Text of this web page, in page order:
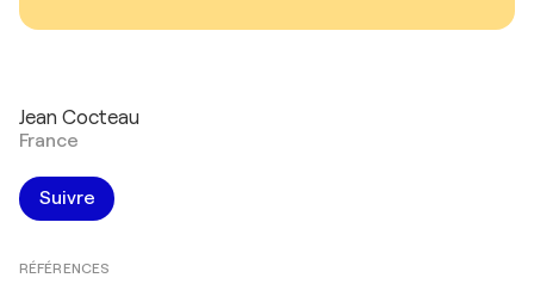
Jean Cocteau
France
Suivre
RÉFÉRENCES